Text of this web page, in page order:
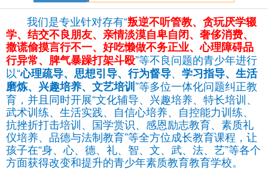
我们是专业针对存有“叛逆不听管教、 贪玩厌学辍
学、结交不良朋友、亲情淡漠自卑自闭、奢侈消费、
撒谎偷摸言行不一、好吃懒做不务正业、心理障碍品
行异常、脾气暴躁打架斗殴”等不良问题的青少年进行
以“心理疏导、思想引导、行为督导、 学习指导、生活
磨炼、兴趣培养、文艺培训”等多位一体化问题纠正教
育，并且同时开展“文化辅导、兴趣培养、特长培训、
武术训练、生活实践、自信心培养、自控能力训练、
抗挫折打击培训、国学赏识、感恩励志教育、素质礼
仪培养、品德与法制教育”等全方位成长教育课程，让
孩子在“身、心、德、礼、智、文、武、法、艺”等各个
方面获得改变和提升的青少年素质教育教育学校。